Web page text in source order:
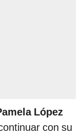
López
con su